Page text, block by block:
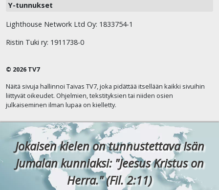
Y-tunnukset
Lighthouse Network Ltd Oy: 1833754-1
Ristin Tuki ry: 1911738-0
© 2026 TV7
Näitä sivuja hallinnoi Taivas TV7, joka pidättää itsellään kaikki sivuihin
liittyvät oikeudet. Ohjelmien, tekstityksien tai niiden osien
julkaiseminen ilman lupaa on kielletty.
Jokaisen kielen on tunnustettava Isän
Jumalan kunniaksi: "Jeesus Kristus on
Herra." (Fil. 2:11)